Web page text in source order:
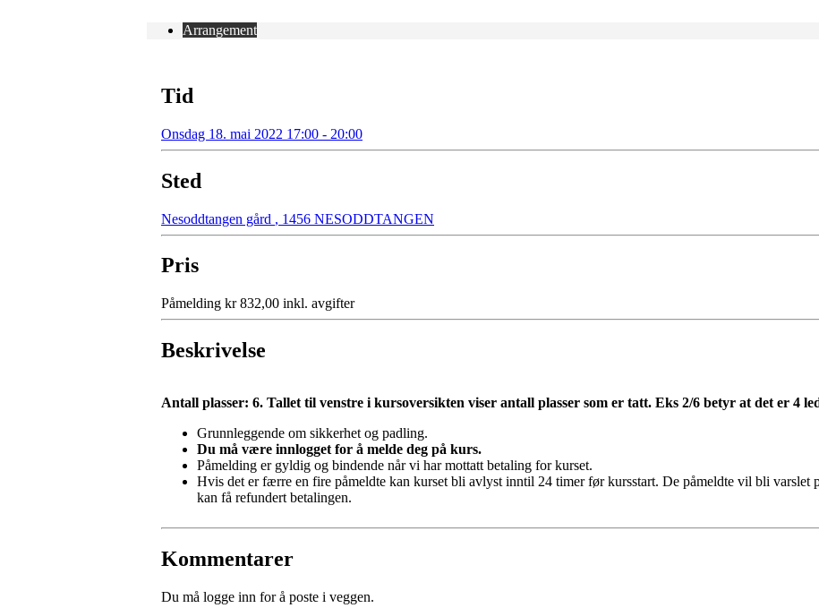
Arrangement
Tid
Onsdag 18. mai 2022 17:00 - 20:00
Sted
Nesoddtangen gård , 1456 NESODDTANGEN
Pris
Påmelding kr 832,00 inkl. avgifter
Beskrivelse
Antall plasser: 6. Tallet til venstre i kursoversikten viser antall plasser som er tatt. Eks 2/6 betyr at det er 4
Grunnleggende om sikkerhet og padling.
Du må være innlogget for å melde deg på kurs.
Påmelding er gyldig og bindende når vi har mottatt betaling for kurset.
Hvis det er færre en fire påmeldte kan kurset bli avlyst inntil 24 timer før kursstart. De påmeldte vil bli varslet
kan få refundert betalingen.
Kommentarer
Du må logge inn for å poste i veggen.